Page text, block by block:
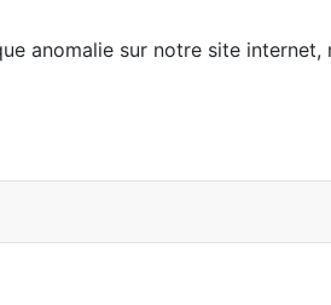
anomalie sur notre site